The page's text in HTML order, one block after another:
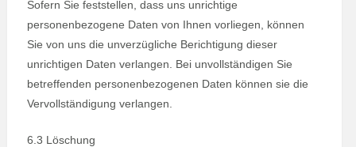
Sofern Sie feststellen, dass uns unrichtige
personenbezogene Daten von Ihnen vorliegen, können
Sie von uns die unverzügliche Berichtigung dieser
unrichtigen Daten verlangen. Bei unvollständigen Sie
betreffenden personenbezogenen Daten können sie die
Vervollständigung verlangen.
6.3 Löschung